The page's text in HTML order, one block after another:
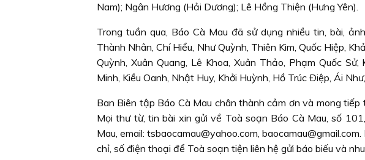
Nam); Ngân Hương (Hải Dương); Lê Hồng Thiện (Hưng Yên).
Trong tuần qua, Báo Cà Mau đã sử dụng nhiều tin, bài,
Thành Nhân, Chí Hiểu, Như Quỳnh, Thiên Kim, Quốc Hiệp,
Quỳnh, Xuân Quang, Lê Khoa, Xuân Thảo, Phạm Quốc
Minh, Kiều Oanh, Nhật Huy, Khởi Huỳnh, Hồ Trúc Ðiệp, Ái
Ban Biên tập Báo Cà Mau chân thành cảm ơn và mong
Mọi thư từ, tin bài xin gửi về Toà soạn Báo Cà Mau, số
Mau, email: tsbaocamau@yahoo.com,
chỉ, số điện thoại để Toà soạn tiện liên hệ gửi báo biếu và